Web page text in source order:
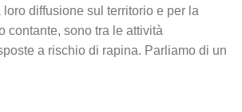
loro diffusione sul territorio e per la
contante, sono tra le attività
a rischio di rapina. Parliamo di un